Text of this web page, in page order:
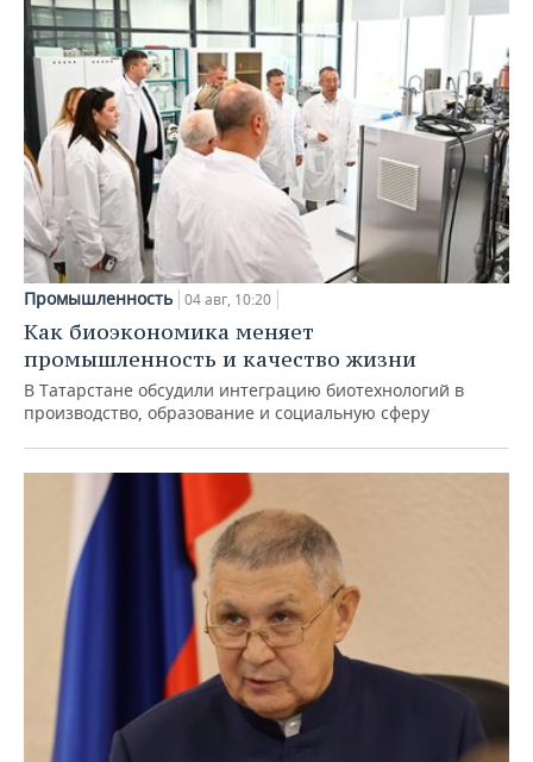
Промышленность 04 авг, 10:20
Как биоэкономика меняет
промышленность и качество жизни
В Татарстане обсудили интеграцию биотехнологий в
производство, образование и социальную сферу